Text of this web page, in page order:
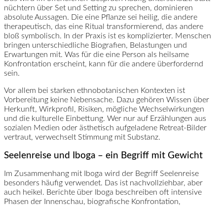
nüchtern über Set und Setting zu sprechen, dominieren
absolute Aussagen. Die eine Pflanze sei heilig, die andere
therapeutisch, das eine Ritual transformierend, das andere
bloß symbolisch. In der Praxis ist es komplizierter. Menschen
bringen unterschiedliche Biografien, Belastungen und
Erwartungen mit. Was für die eine Person als heilsame
Konfrontation erscheint, kann für die andere überfordernd
sein.
Vor allem bei starken ethnobotanischen Kontexten ist
Vorbereitung keine Nebensache. Dazu gehören Wissen über
Herkunft, Wirkprofil, Risiken, mögliche Wechselwirkungen
und die kulturelle Einbettung. Wer nur auf Erzählungen aus
sozialen Medien oder ästhetisch aufgeladene Retreat-Bilder
vertraut, verwechselt Stimmung mit Substanz.
Seelenreise und Iboga – ein Begriff mit Gewicht
Im Zusammenhang mit Iboga wird der Begriff Seelenreise
besonders häufig verwendet. Das ist nachvollziehbar, aber
auch heikel. Berichte über Iboga beschreiben oft intensive
Phasen der Innenschau, biografische Konfrontation,